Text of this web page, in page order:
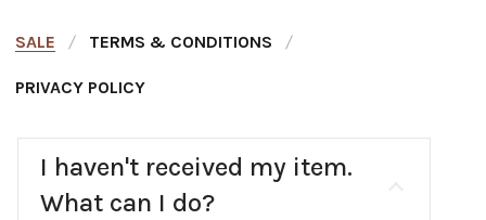
SALE TERMS & CONDITIONS
PRIVACY POLICY
I haven't received my item.
What can I do?